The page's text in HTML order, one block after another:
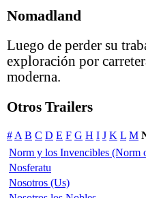
Nomadland
Luego de perder su
exploración por
moderna.
Otros Trailers
# A B C D E F G H I J K L M
Norm y los Invencibles (Norm
Nosferatu
Nosotros (Us)